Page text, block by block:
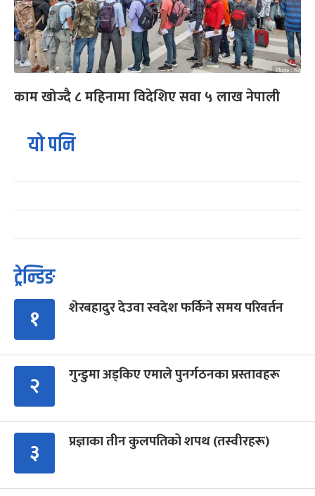
काम खोज्दै ८ महिनामा विदेशिए सवा ५ लाख नेपाली
यो पनि
ट्रेन्डिङ
१ शेरबहादुर देउवा स्वदेश फर्किने समय परिवर्तन
२ गुन्डुमा अड्किए एमाले पुनर्गठनका प्रस्तावहरू
३ प्रज्ञाका तीन कुलपतिको शपथ (तस्वीरहरू)